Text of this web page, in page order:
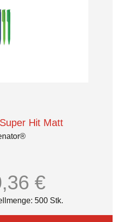
Hit Matt
€
500 Stk.